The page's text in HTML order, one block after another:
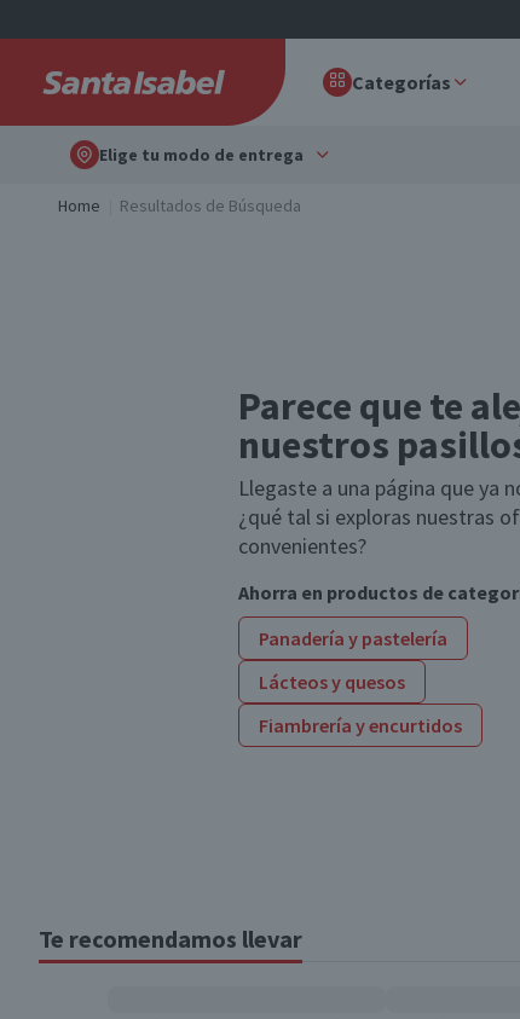
Categorías
Elige tu modo de entrega
Home Resultados de Búsqueda
Parece que te
nuestros
Llegaste a una página que ya
¿qué tal si exploras nuestras
convenientes?
Ahorra en productos de
Panadería y pastelería
Lácteos y quesos
Fiambrería y encurtidos
Te recomendamos llevar